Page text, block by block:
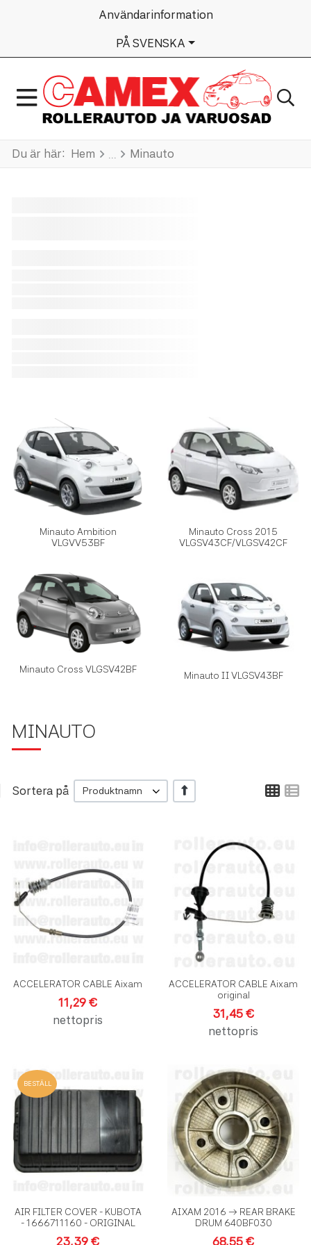
Användarinformation
VÄLJ DITT SPRÅK
PÅ SVENSKA
Du är här: Hem Minauto
Minauto Ambition
VLGVV53BF
Minauto Cross 2015
VLGSV43CF/VLGSV42CF
Minauto Cross VLGSV42BF
Minauto II VLGSV43BF
MINAUTO
Sortera på Produktnamn +/-
Lägg till i önskelistan
Lägg till i jämförelse
Snabbvy
ACCELERATOR CABLE Aixam
11,29 €
nettopris
ACCELERATOR CABLE Aixam
original
31,45 €
nettopris
BESTÄLL Lägg till i önskelistan
Lägg till i jämförelse
Snabbvy
AIR FILTER COVER - KUBOTA
- 1666711160 - ORIGINAL
23,39 €
AIXAM 2016 -> REAR BRAKE
DRUM 640BF030
68,55 €